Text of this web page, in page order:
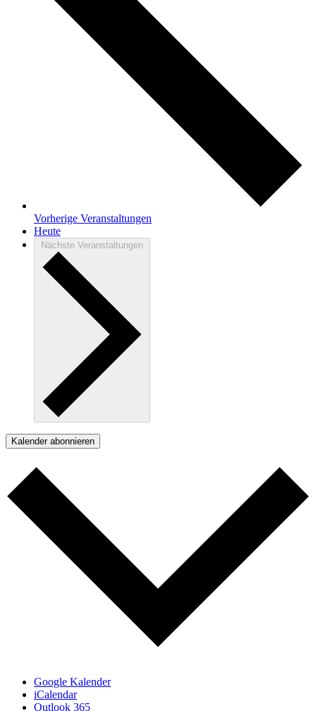
Vorherige Veranstaltungen
Heute
Nächste Veranstaltungen
Kalender abonnieren
Google Kalender
iCalendar
Outlook 365